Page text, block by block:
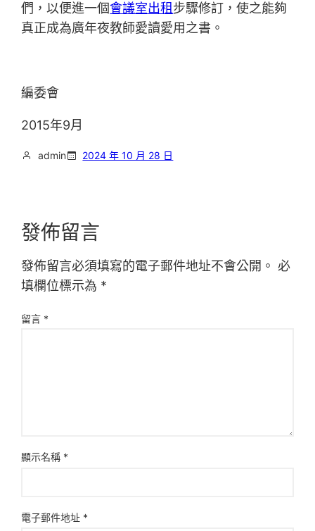
們，以便進一個會議室出租步驟修訂，使之能夠
真正成為廣年夜教師愛讀愛用之書。
編委會
2015年9月
admin 2024 年 10 月 28 日
發佈留言
發佈留言必須填寫的電子郵件地址不會公開。 必
填欄位標示為 *
留言 *
顯示名稱 *
電子郵件地址 *